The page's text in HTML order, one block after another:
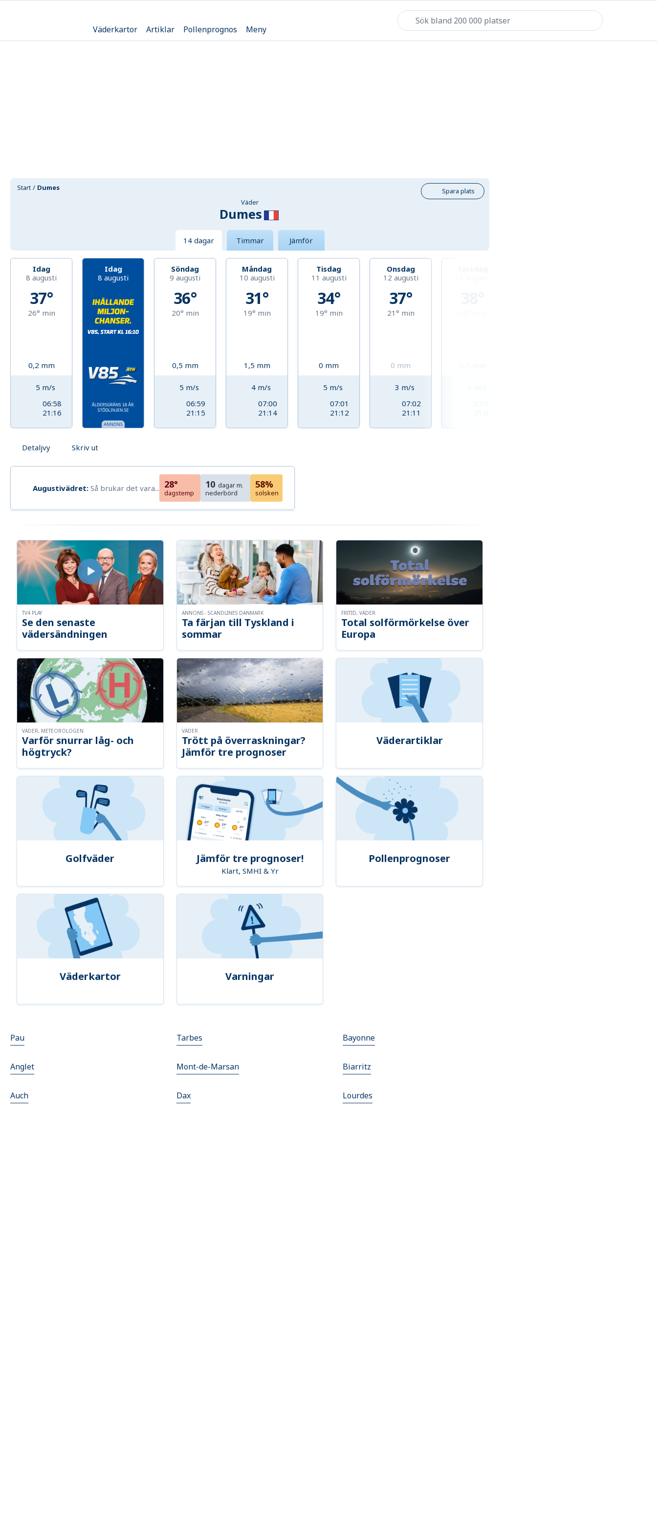
Väderkartor Artiklar Pollenprognos Meny
Start Dumes
Spara plats
Väder
Dumes
14 dagar Timmar Jämför
Idag
8 augusti
37°
26° min
0,2 mm
5 m/s
06:58
21:16
Idag
8 augusti
Söndag
9 augusti
36°
20° min
0,5 mm
5 m/s
06:59
21:15
Måndag
10 augusti
31°
19° min
1,5 mm
4 m/s
07:00
21:14
Tisdag
11 augusti
34°
19° min
0 mm
5 m/s
07:01
21:12
Onsdag
12 augusti
37°
21° min
0 mm
3 m/s
07:02
21:11
Detaljvy Skriv ut
Augustivädret: Så brukar det vara... 28°
dagstemp
10 dagar m.
nederbörd
58%
solsken
Se den senaste
vädersändningen
TV4 PLAY
Ta färjan till Tyskland i
sommar
ANNONS - SCANDLINES DANMARK
Total solförmörkelse över
Europa
FRITID, VÄDER
Varför snurrar låg- och
högtryck?
VÄDER, METEOROLOGEN
Trött på överraskningar?
Jämför tre prognoser
VÄDER
Väderartiklar
Golfväder Jämför tre prognoser!
Klart, SMHI & Yr
Pollenprognoser
Väderkartor Varningar
Pau Tarbes Bayonne
Anglet Mont-de-Marsan Biarritz
Auch Dax Lourdes